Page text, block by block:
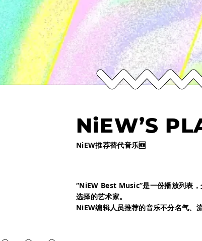
NiEW’S
NiEW推荐替代音乐🆕
“NiEW Best Music”是一份播放列表
选择的艺术家。
NiEW编辑人员推荐的音乐不分名气、